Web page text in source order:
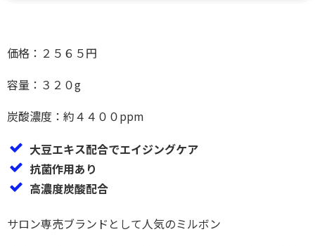
価格：２５６５円
容量：３２０g
炭酸濃度：約４４００ppm
大豆エキス配合でエイジングケア
抗菌作用あり
高濃度炭酸配合
サロン専売ブランドとして人気のミルボン